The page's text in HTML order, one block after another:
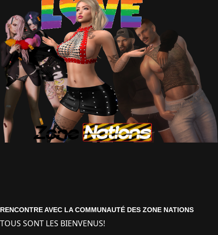
RENCONTRE AVEC LA COMMUNAUTÉ DES ZONE NATIONS
TOUS SONT LES BIENVENUS!